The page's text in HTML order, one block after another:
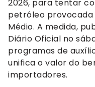
2026, para tentar
petróleo
Médio. A medida,
Diário Oficial no
programas de
unifica o valor do
importadores.